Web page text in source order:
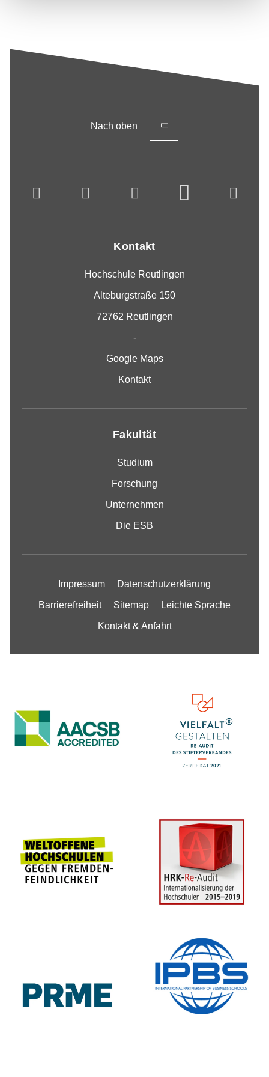
Nach oben
Kontakt
Hochschule Reutlingen
Alteburgstraße 150
72762 Reutlingen
-
Google Maps
Kontakt
Fakultät
Studium
Forschung
Unternehmen
Die ESB
Impressum Datenschutzerklärung
Barrierefreiheit Sitemap Leichte Sprache
Kontakt & Anfahrt